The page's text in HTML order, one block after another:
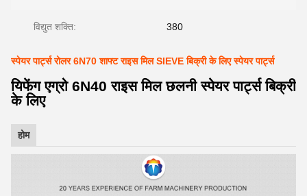
विद्युत शक्ति: 380
स्पेयर पार्ट्स रोलर 6N70 शाफ्ट राइस मिल SIEVE बिक्री के लिए स्पेयर पार्ट्स
यिफेंग एग्रो 6N40 राइस मिल छलनी स्पेयर पार्ट्स बिक्री
के लिए
होम